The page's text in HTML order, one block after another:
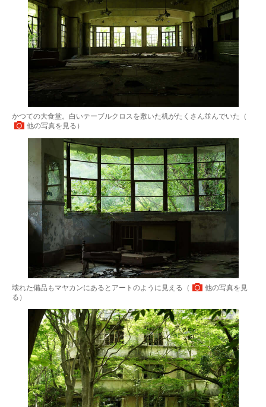
かつての大食堂。白いテーブルクロスを敷いた机がたくさん並んでいた（
他の写真を見る ）
壊れた備品もマヤカンにあるとアートのように見える（
他の写真を見
る ）